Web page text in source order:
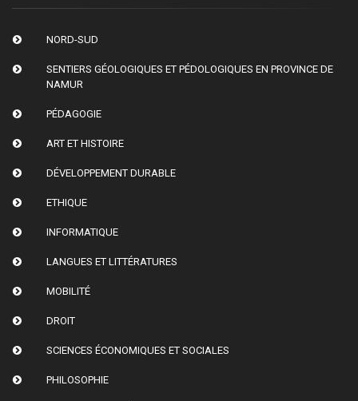
NORD-SUD
SENTIERS GÉOLOGIQUES ET PÉDOLOGIQUES EN PROVINCE DE
NAMUR
PÉDAGOGIE
ART ET HISTOIRE
DÉVELOPPEMENT DURABLE
ETHIQUE
INFORMATIQUE
LANGUES ET LITTÉRATURES
MOBILITÉ
DROIT
SCIENCES ÉCONOMIQUES ET SOCIALES
PHILOSOPHIE